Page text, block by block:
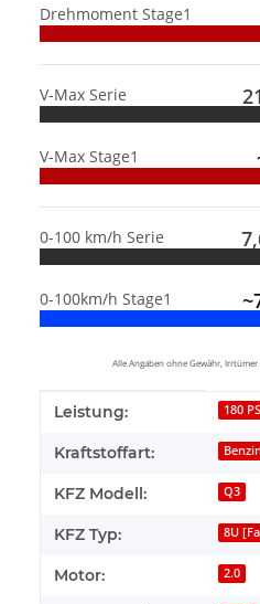
Drehmoment Stage1
V-Max Serie
V-Max Stage1
0-100 km/h Serie
0-100km/h Stage1
Alle Angaben ohne Gewähr,
Produkteigenschaft
Wert
Leistung: 180 PS
Kraftstoffart:
KFZ Modell: Q3
KFZ Typ: 8U
Motor: 2.0